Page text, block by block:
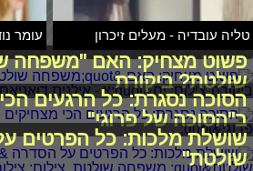
טליה עובדיה - מעלים זיכרון עומר
פשוט מצחיק: האם "משפחה
שולטת? ביקורת
הסוכה נסגרת: כל הרגעים
ב"הסוכה של פרוגי"
שושלת מלכות: כל הפרטים
שולטת"